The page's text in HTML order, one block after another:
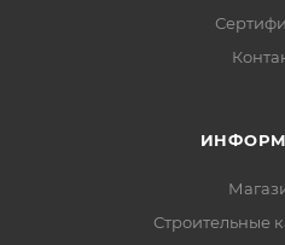
Строительные